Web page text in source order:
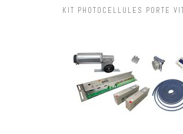
KIT PHOTOCELLULES PORTE